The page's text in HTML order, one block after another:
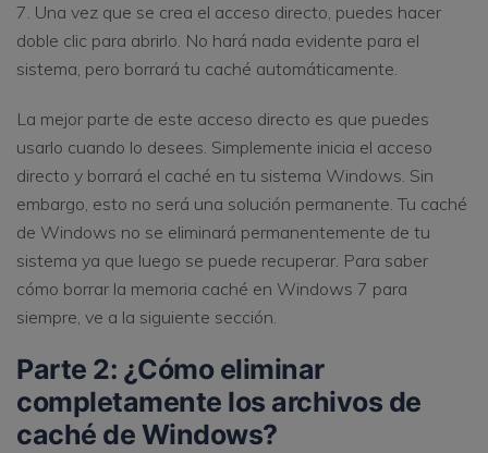
7. Una vez que se crea el acceso directo, puedes hacer
doble clic para abrirlo. No hará nada evidente para el
sistema, pero borrará tu caché automáticamente.
La mejor parte de este acceso directo es que puedes
usarlo cuando lo desees. Simplemente inicia el acceso
directo y borrará el caché en tu sistema Windows. Sin
embargo, esto no será una solución permanente. Tu caché
de Windows no se eliminará permanentemente de tu
sistema ya que luego se puede recuperar. Para saber
cómo borrar la memoria caché en Windows 7 para
siempre, ve a la siguiente sección.
Parte 2: ¿Cómo eliminar
completamente los archivos de
caché de Windows?